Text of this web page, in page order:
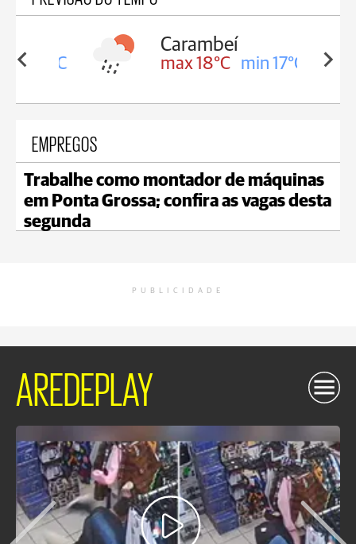
18°C
Carambeí
max 18°C min 17°C
EMPREGOS
Trabalhe como montador de máquinas
em Ponta Grossa; confira as vagas desta
segunda
PUBLICIDADE
AREDEPLAY